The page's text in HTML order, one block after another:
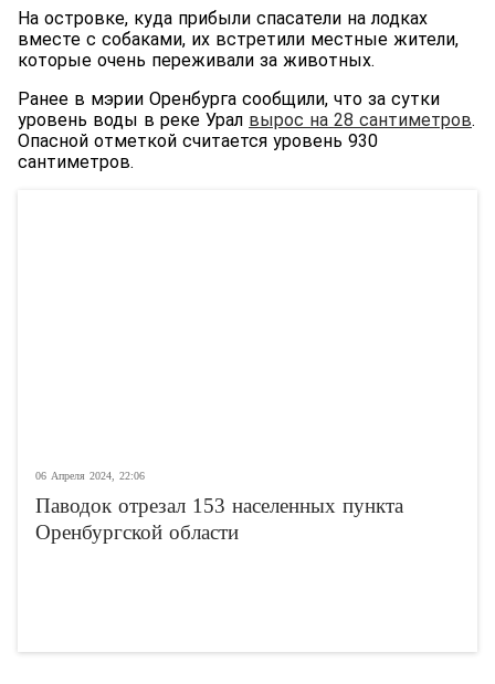
На островке, куда прибыли спасатели на лодках
вместе с собаками, их встретили местные жители,
которые очень переживали за животных.
Ранее в мэрии Оренбурга сообщили, что за сутки
уровень воды в реке Урал вырос на 28 сантиметров.
Опасной отметкой считается уровень 930
сантиметров.
06 Апреля 2024, 22:06
Паводок отрезал 153 населенных пункта
Оренбургской области